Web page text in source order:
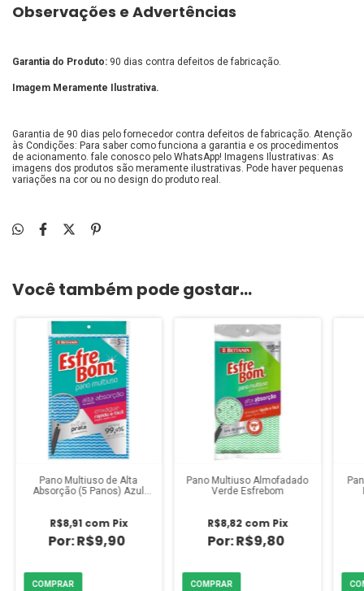
Observações e Advertências
Garantia do Produto: 90 dias contra defeitos de fabricação.
Imagem Meramente Ilustrativa.
Garantia de 90 dias pelo fornecedor contra defeitos de fabricação. Atenção
às Condições: Para saber como funciona a garantia e os procedimentos
de acionamento. fale conosco pelo WhatsApp! Imagens Ilustrativas: As
imagens dos produtos são meramente ilustrativas. Pode haver pequenas
variações na cor ou no design do produto real.
Você também pode gostar...
Pano Multiuso de Alta
Absorção (5 Panos) Azul
R$9,90
R$8,91 com Pix
Pano Multiuso Almofadado
Verde Esfrebom
R$9,80
R$8,82 com Pix